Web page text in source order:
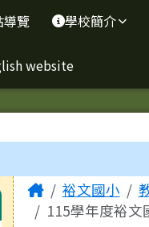
民小學
導覽 學校簡介
website
主內容區
Home裕文國小
115學年度裕